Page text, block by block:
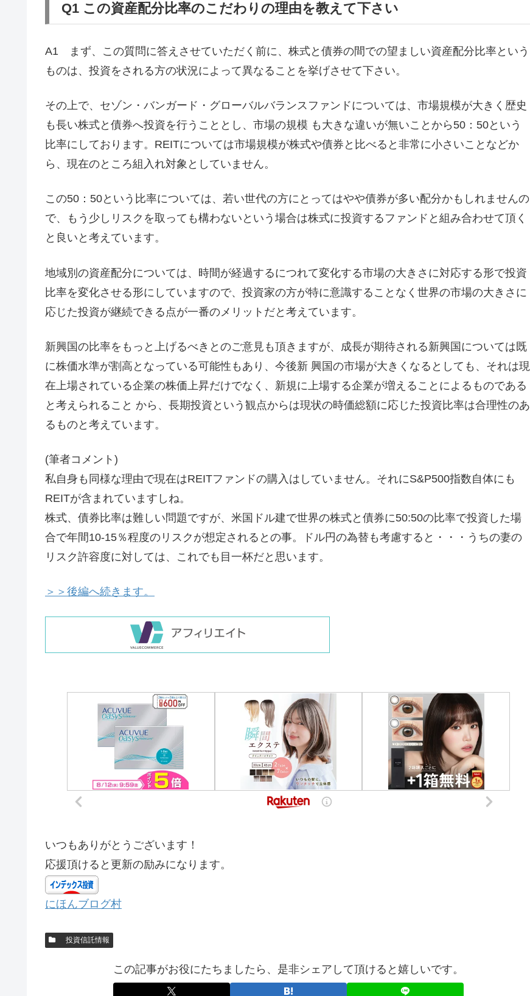
Q1 この資産配分比率のこだわりの理由を教えて下さい
A1 まず、この質問に答えさせていただく前に、株式と債券の間での望ましい資産配分比率という
ものは、投資をされる方の状況によって異なることを挙げさせて下さい。
その上で、セゾン・バンガード・グローバルバランスファンドについては、市場規模が大きく歴史
も長い株式と債券へ投資を行うこととし、市場の規模 も大きな違いが無いことから50：50という
比率にしております。REITについては市場規模が株式や債券と比べると非常に小さいことなどか
ら、現在のところ組入れ対象としていません。
この50：50という比率については、若い世代の方にとってはやや債券が多い配分かもしれませんの
で、もう少しリスクを取っても構わないという場合は株式に投資するファンドと組み合わせて頂く
と良いと考えています。
地域別の資産配分については、時間が経過するにつれて変化する市場の大きさに対応する形で投資
比率を変化させる形にしていますので、投資家の方が特に意識することなく世界の市場の大きさに
応じた投資が継続できる点が一番のメリットだと考えています。
新興国の比率をもっと上げるべきとのご意見も頂きますが、成長が期待される新興国については既
に株価水準が割高となっている可能性もあり、今後新 興国の市場が大きくなるとしても、それは現
在上場されている企業の株価上昇だけでなく、新規に上場する企業が増えることによるものである
と考えられること から、長期投資という観点からは現状の時価総額に応じた投資比率は合理性のあ
るものと考えています。
(筆者コメント)
私自身も同様な理由で現在はREITファンドの購入はしていません。それにS&P500指数自体にも
REITが含まれていますしね。
株式、債券比率は難しい問題ですが、米国ドル建で世界の株式と債券に50:50の比率で投資した場
合で年間10-15％程度のリスクが想定されるとの事。ドル円の為替も考慮すると・・・うちの妻の
リスク許容度に対しては、これでも目一杯だと思います。
＞＞後編へ続きます。
いつもありがとうございます！
応援頂けると更新の励みになります。
にほんブログ村
投資信託情報
この記事がお役にたちましたら、是非シェアして頂けると嬉しいです。